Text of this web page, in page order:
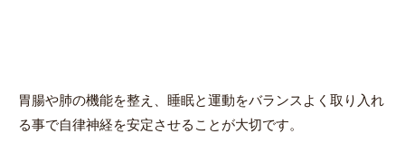
胃腸や肺の機能を整え、睡眠と運動をバランスよく取り入れ
る事で自律神経を安定させることが大切です。